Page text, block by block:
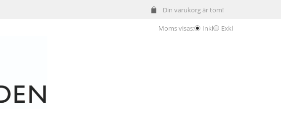
Din varukorg är tom!
Moms visas: Inkl Exkl